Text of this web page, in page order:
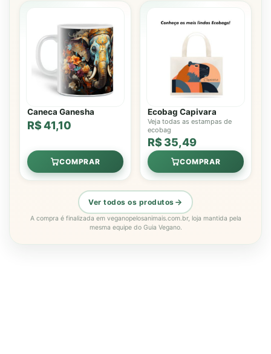
Caneca Ganesha
R$ 41,10
COMPRAR
Ecobag Capivara
Veja todas as estampas de
ecobag
R$ 35,49
COMPRAR
Ver todos os produtos
A compra é finalizada em veganopelosanimais.com.br, loja mantida pela
mesma equipe do Guia Vegano.